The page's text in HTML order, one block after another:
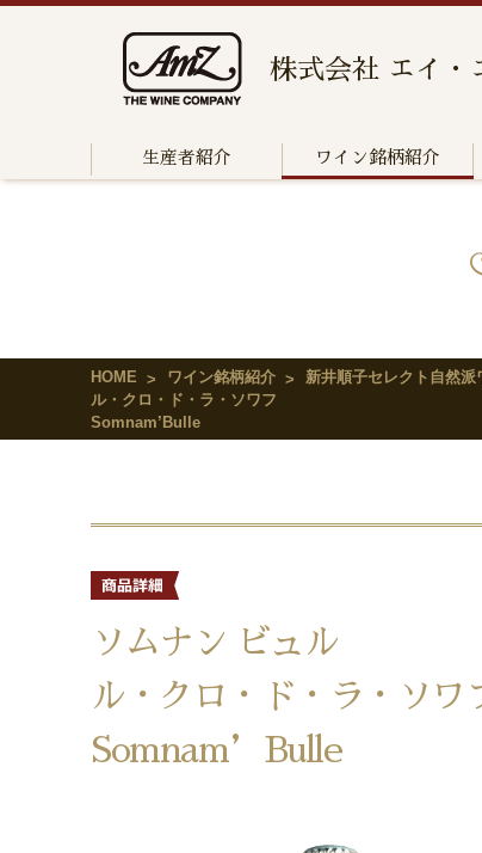
株式会社 エイ・
生産者紹介 ワイン銘柄紹介
HOME ワイン銘柄紹介 新井順子セレクト自然派
ル・クロ・ド・ラ・ソワフ
Somnam’Bulle
ソムナン ビュル
ル・クロ・ド・ラ・ソワ
Somnam’Bulle